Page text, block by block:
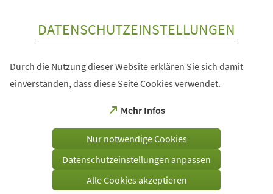
DATENSCHUTZEINSTELLUNGEN
Durch die Nutzung dieser Website erklären Sie sich damit
einverstanden, dass diese Seite Cookies verwendet.
Mehr Infos
(Öffnet
einem
Tab)
Nur notwendige Cookies
Datenschutzeinstellungen anpassen
Alle Cookies akzeptieren